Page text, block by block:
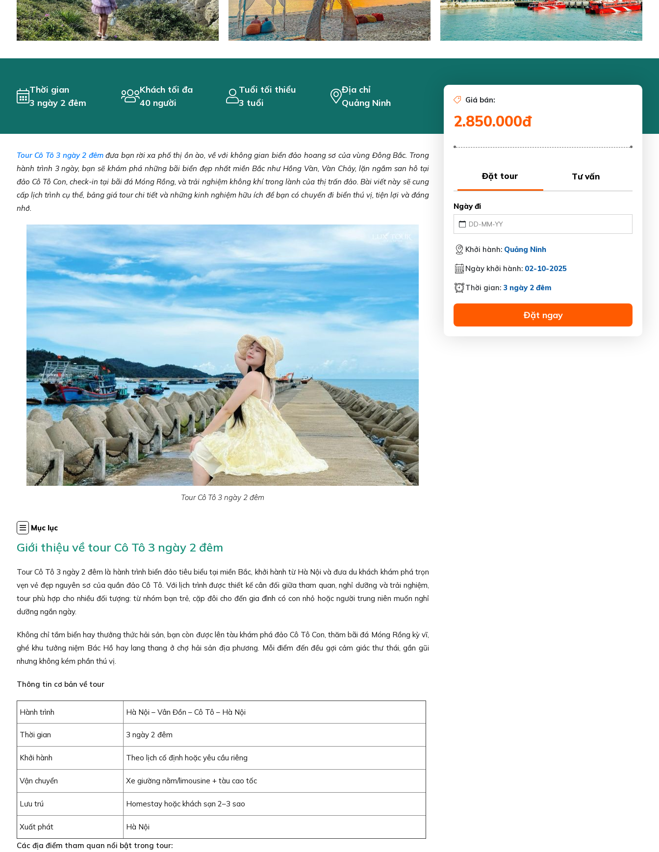
Thời gian
3 ngày 2 đêm
Khách tối đa
40 người
Tuổi tối thiểu
3 tuổi
Địa chỉ
Quảng Ninh
Tour Cô Tô 3 ngày 2 đêmđưa bạn rời xa phố thị ồn ào, về với không gian biển đảo hoang sơ của vùng Đông Bắc. Trong
hành trình 3 ngày, bạn sẽ khám phá những bãi biển đẹp nhất miền Bắc như Hồng Vàn, Vàn Chảy, lặn ngắm san hô tại
đảo Cô Tô Con, check-in tại bãi đá Móng Rồng, và trải nghiệm không khí trong lành của thị trấn đảo. Bài viết này sẽ cung
cấp lịch trình cụ thể, bảng giá tour chi tiết và những kinh nghiệm hữu ích để bạn có chuyến đi biển thú vị, tiện lợi và đáng
nhớ.
Tour Cô Tô 3 ngày 2 đêm
Mục lục
Giới thiệu về tour Cô Tô 3 ngày 2 đêm
Tour Cô Tô 3 ngày 2 đêm là hành trình biển đảo tiêu biểu tại miền Bắc, khởi hành từ Hà Nội và đưa du khách khám phá trọn
vẹn vẻ đẹp nguyên sơ của quần đảo Cô Tô. Với lịch trình được thiết kế cân đối giữa tham quan, nghỉ dưỡng và trải nghiệm,
tour phù hợp cho nhiều đối tượng: từ nhóm bạn trẻ, cặp đôi cho đến gia đình có con nhỏ hoặc người trung niên muốn nghỉ
dưỡng ngắn ngày.
Không chỉ tắm biển hay thưởng thức hải sản, bạn còn được lên tàu khám phá đảo Cô Tô Con, thăm bãi đá Móng Rồng kỳ vĩ,
ghé khu tưởng niệm Bác Hồ hay lang thang ở chợ hải sản địa phương. Mỗi điểm đến đều gợi cảm giác thư thái, gần gũi
nhưng không kém phần thú vị.
Thông tin cơ bản về tour
Hành trình Hà Nội – Vân Đồn – Cô Tô – Hà Nội
Thời gian 3 ngày 2 đêm
Khởi hành Theo lịch cố định hoặc yêu cầu riêng
Vận chuyển Xe giường nằm/limousine + tàu cao tốc
Lưu trú Homestay hoặc khách sạn 2–3 sao
Xuất phát
Hà Nội
Các địa điểm tham quan nổi bật trong tour:
Giá bán:
2.850.000đ
Đặt tour Tư vấn
Ngày đi
Khởi hành: Quảng Ninh
Ngày khởi hành: 02-10-2025
Thời gian: 3 ngày 2 đêm
Đặt ngay